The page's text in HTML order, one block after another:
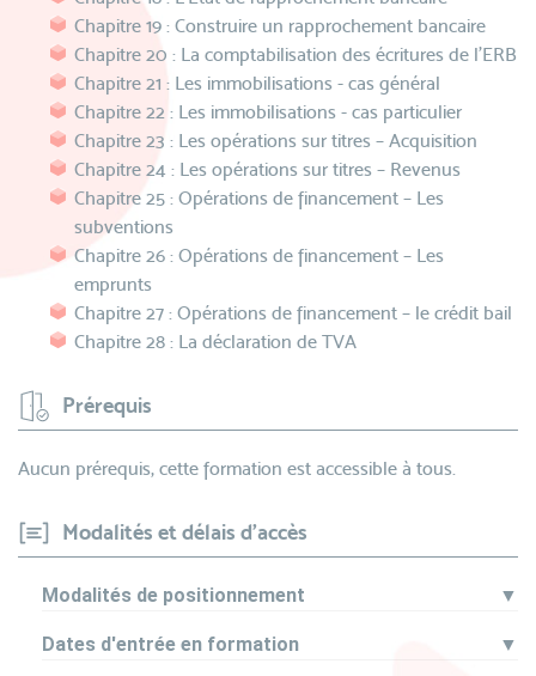
Chapitre 19 : Construire un rapprochement bancaire
Chapitre 20 : La comptabilisation des écritures de l’ERB
Chapitre 21 : Les immobilisations - cas général
Chapitre 22 : Les immobilisations - cas particulier
Chapitre 23 : Les opérations sur titres – Acquisition
Chapitre 24 : Les opérations sur titres – Revenus
Chapitre 25 : Opérations de financement – Les
subventions
Chapitre 26 : Opérations de financement – Les
emprunts
Chapitre 27 : Opérations de financement – le crédit bail
Chapitre 28 : La déclaration de TVA
Prérequis
Aucun prérequis, cette formation est accessible à tous.
Modalités et délais d'accès
Modalités de positionnement ▼
Dates d'entrée en formation ▼